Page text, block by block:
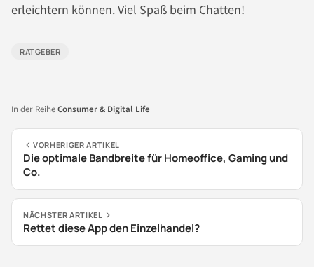
erleichtern können. Viel Spaß beim Chatten!
RATGEBER
In der ReiheConsumer & Digital Life
VORHERIGER ARTIKEL
Die optimale Bandbreite für Homeoffice, Gaming und
Co.
NÄCHSTER ARTIKEL
Rettet diese App den Einzelhandel?